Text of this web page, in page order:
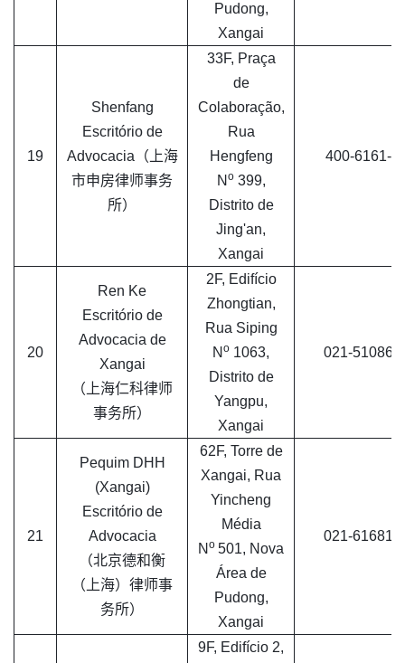
Pudong,
Xangai
19
Shenfang
Escritório de
Advocacia（上海
市申房律师事务
所）
33F, Praça
de
Colaboração,
Rua
Hengfeng
N o399,
Distrito de
Jing'an,
Xangai
400-6161-
20
Ren Ke
Escritório de
Advocacia de
Xangai
（上海仁科律师
事务所）
2F, Edifício
Zhongtian,
Rua Siping
N o 1063,
Distrito de
Yangpu,
Xangai
021-
21
Pequim DHH
(Xangai)
Escritório de
Advocacia
（北京德和衡
（上海）律师事
务所）
62F, Torre de
Xangai, Rua
Yincheng
Média
N o 501, Nova
Área de
Pudong,
Xangai
021-
9F, Edifício 2,